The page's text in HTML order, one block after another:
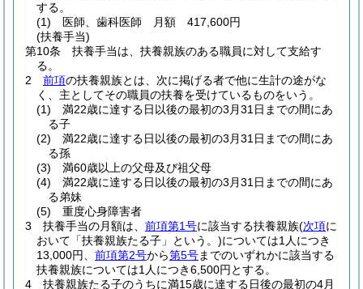
する。
(1)
医師、歯科医師 月額 417,600円
(扶養手当)
第10条
扶養手当は、扶養親族のある職員に対して支給す
る。
2
前項の扶養親族とは、次に掲げる者で他に生計の途がな
く、主としてその職員の扶養を受けているものをいう。
(1)
満22歳に達する日以後の最初の3月31日までの間にあ
る子
(2)
満22歳に達する日以後の最初の3月31日までの間にあ
る孫
(3)
満60歳以上の父母及び祖父母
(4)
満22歳に達する日以後の最初の3月31日までの間にあ
る弟妹
(5)
重度心身障害者
3
扶養手当の月額は、 前項第1号に該当する扶養親族(次項に
おいて「扶養親族たる子」という。)については1人につき
13,000円、 前項第2号から第5号までのいずれかに該当する
扶養親族については1人につき6,500円とする。
4
扶養親族たる子のうちに満15歳に達する日後の最初の4月